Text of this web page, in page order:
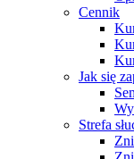
Cennik
Jak się
Strefa